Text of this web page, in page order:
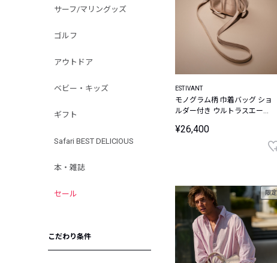
サーフ/マリングッズ
ゴルフ
アウトドア
ベビー・キッズ
ギフト
Safari BEST DELICIOUS
本・雑誌
セール
こだわり条件
ESTIVANT
モノグラム柄 巾着バッグ ショ
ルダー付き ウルトラスエード
¥26,400
限定